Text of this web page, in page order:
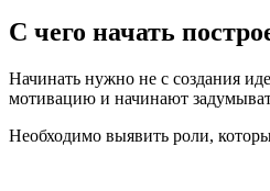
С чего начать
Начинать нужно не с создания
мотивацию и начинают
Необходимо выявить роли,